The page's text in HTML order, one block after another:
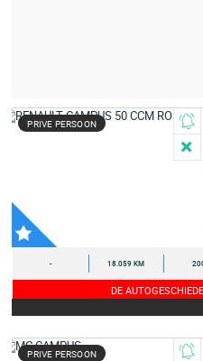
PRIVE PERSOON
- 18.059 KM
DE
PRIVE PERSOON